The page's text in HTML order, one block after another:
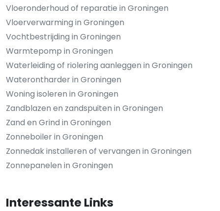
Vloeronderhoud of reparatie in Groningen
Vloerverwarming in Groningen
Vochtbestrijding in Groningen
Warmtepomp in Groningen
Waterleiding of riolering aanleggen in Groningen
Waterontharder in Groningen
Woning isoleren in Groningen
Zandblazen en zandspuiten in Groningen
Zand en Grind in Groningen
Zonneboiler in Groningen
Zonnedak installeren of vervangen in Groningen
Zonnepanelen in Groningen
Interessante Links